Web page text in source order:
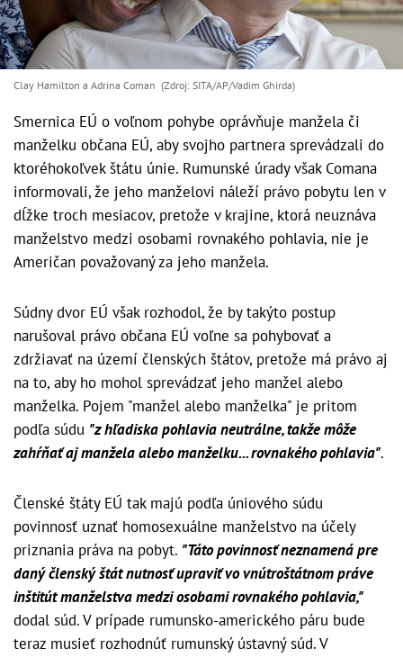
Clay Hamilton a Adrina Coman (Zdroj: SITA/AP/Vadim Ghirda)
Smernica EÚ o voľnom pohybe oprávňuje manžela či
manželku občana EÚ, aby svojho partnera sprevádzali do
ktoréhokoľvek štátu únie. Rumunské úrady však Comana
informovali, že jeho manželovi náleží právo pobytu len v
dĺžke troch mesiacov, pretože v krajine, ktorá neuznáva
manželstvo medzi osobami rovnakého pohlavia, nie je
Američan považovaný za jeho manžela.
Súdny dvor EÚ však rozhodol, že by takýto postup
narušoval právo občana EÚ voľne sa pohybovať a
zdržiavať na území členských štátov, pretože má právo aj
na to, aby ho mohol sprevádzať jeho manžel alebo
manželka. Pojem "manžel alebo manželka" je pritom
podľa súdu "z hľadiska pohlavia neutrálne, takže môže
zahŕňať aj manžela alebo manželku... rovnakého pohlavia".
Členské štáty EÚ tak majú podľa úniového súdu
povinnosť uznať homosexuálne manželstvo na účely
priznania práva na pobyt. "Táto povinnosť neznamená pre
daný členský štát nutnosť upraviť vo vnútroštátnom práve
inštitút manželstva medzi osobami rovnakého pohlavia,"
dodal súd. V prípade rumunsko-amerického páru bude
teraz musieť rozhodnúť rumunský ústavný súd. V